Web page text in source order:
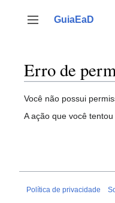
para
Alternar barra lateral
GuiaEaD
Erro de
Você não possui
A ação que você
Política de privacidade